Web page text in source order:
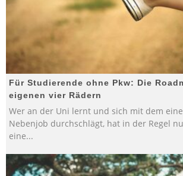
Für Studierende ohne Pkw: Die
eigenen vier Rädern
Wer an der Uni lernt und sich mit dem
Nebenjob durchschlägt, hat in der Regel
eine...